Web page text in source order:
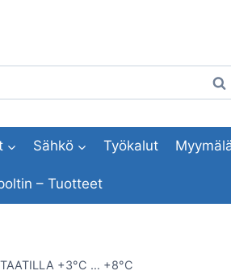
Sähkö Työkalut
– Tuotteet
+3°C … +8°C